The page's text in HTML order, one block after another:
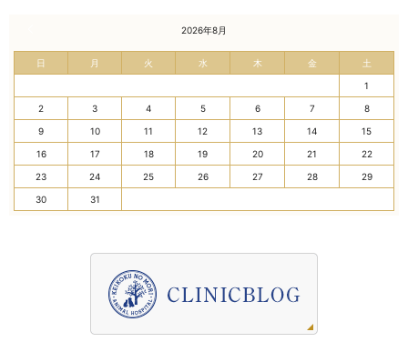
2026年8月
日 月 火 水 木 金 土
1
2 3 4 5 6 7 8
9 10 11 12 13 14 15
16 17 18 19 20 21 22
23 24 25 26 27 28 29
30 31